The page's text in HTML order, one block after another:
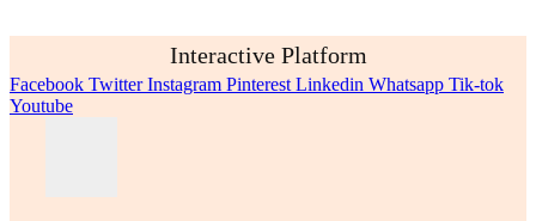
Interactive Platform
Facebook Twitter Instagram Pinterest Linkedin Whatsapp Tik-tok
Youtube